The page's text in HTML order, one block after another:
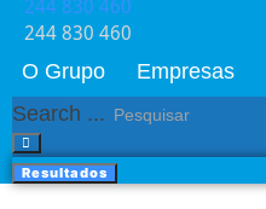
244 830 460​
244 830 460​
O Grupo Empresas
Search ...
Resultados